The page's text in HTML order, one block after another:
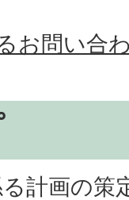
お問い合
計画の策